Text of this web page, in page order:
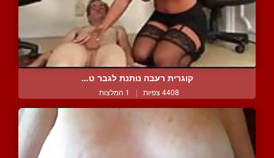
קוגרית רעבה נותנת לגבר ט...
4408 צפיות | 1 המלצות